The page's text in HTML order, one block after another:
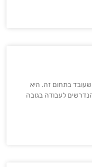
שעובד בתחום זה. היא
לעבודה בגובה